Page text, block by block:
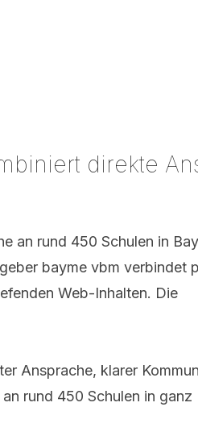
direkte
an rund 450 Schulen in
bayme vbm verbindet
Web-Inhalten. Die
Ansprache, klarer
rund 450 Schulen in ganz